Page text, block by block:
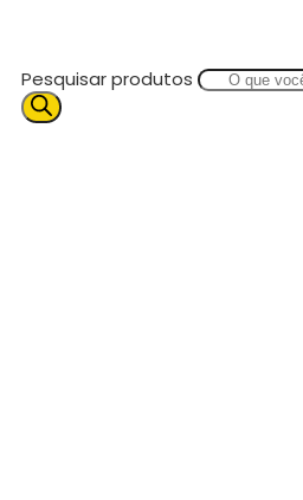
Pesquisar produtos